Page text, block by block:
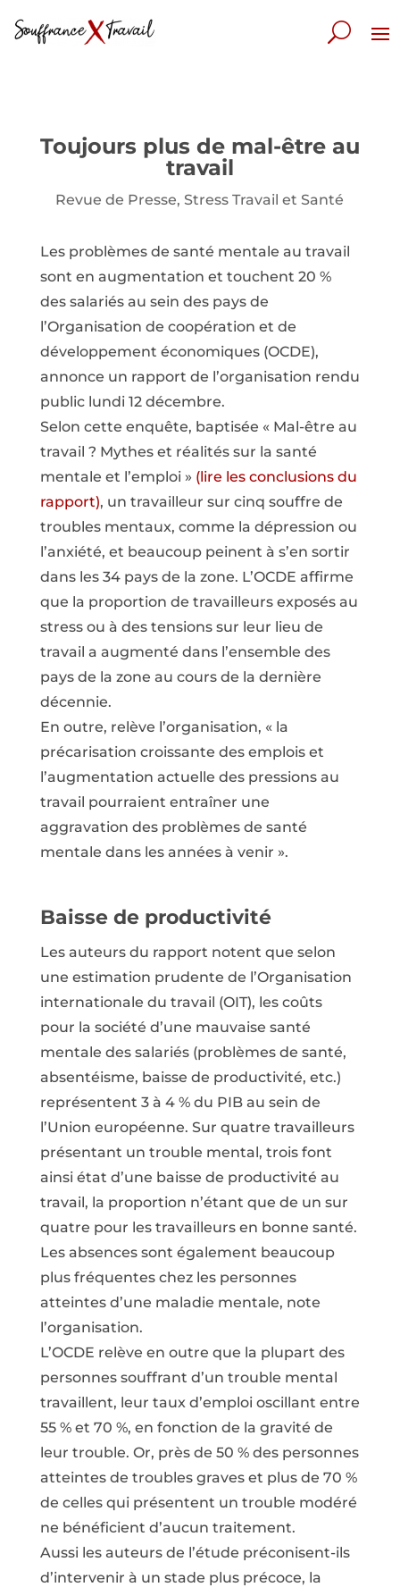
Toujours plus de mal-être au
travail
Revue de Presse,Stress Travail et Santé
Les problèmes de santé mentale au travail
sont en augmentation et touchent 20 %
des salariés au sein des pays de
l’Organisation de coopération et de
développement économiques (OCDE),
annonce un rapport de l’organisation rendu
public lundi 12 décembre.
Selon cette enquête, baptisée « Mal-être au
travail ? Mythes et réalités sur la santé
mentale et l’emploi » (lire les conclusions du
rapport), un travailleur sur cinq souffre de
troubles mentaux, comme la dépression ou
l’anxiété, et beaucoup peinent à s’en sortir
dans les 34 pays de la zone. L’OCDE affirme
que la proportion de travailleurs exposés au
stress ou à des tensions sur leur lieu de
travail a augmenté dans l’ensemble des
pays de la zone au cours de la dernière
décennie.
En outre, relève l’organisation, « la
précarisation croissante des emplois et
l’augmentation actuelle des pressions au
travail pourraient entraîner une
aggravation des problèmes de santé
mentale dans les années à venir ».
Baisse de productivité
Les auteurs du rapport notent que selon
une estimation prudente de l’Organisation
internationale du travail (OIT), les coûts
pour la société d’une mauvaise santé
mentale des salariés (problèmes de santé,
absentéisme, baisse de productivité, etc.)
représentent 3 à 4 % du PIB au sein de
l’Union européenne. Sur quatre travailleurs
présentant un trouble mental, trois font
ainsi état d’une baisse de productivité au
travail, la proportion n’étant que de un sur
quatre pour les travailleurs en bonne santé.
Les absences sont également beaucoup
plus fréquentes chez les personnes
atteintes d’une maladie mentale, note
l’organisation.
L’OCDE relève en outre que la plupart des
personnes souffrant d’un trouble mental
travaillent, leur taux d’emploi oscillant entre
55 % et 70 %, en fonction de la gravité de
leur trouble. Or, près de 50 % des personnes
atteintes de troubles graves et plus de 70 %
de celles qui présentent un trouble modéré
ne bénéficient d’aucun traitement.
Aussi les auteurs de l’étude préconisent-ils
d’intervenir à un stade plus précoce, la